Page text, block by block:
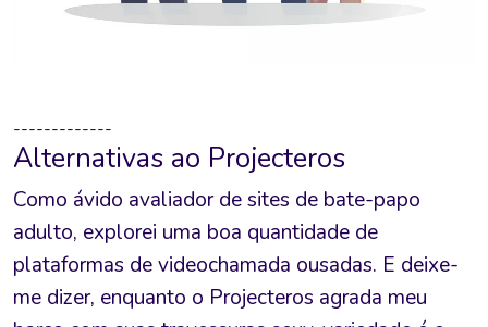
-------------
Alternativas ao Projecteros
Como ávido avaliador de sites de bate-papo
adulto, explorei uma boa quantidade de
plataformas de videochamada ousadas. E deixe-
me dizer, enquanto o Projecteros agrada meu